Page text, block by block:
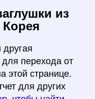
из
другая
перехода от
этой странице.
для других